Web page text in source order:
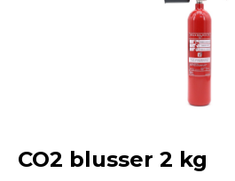
CO2 blusser 2 kg